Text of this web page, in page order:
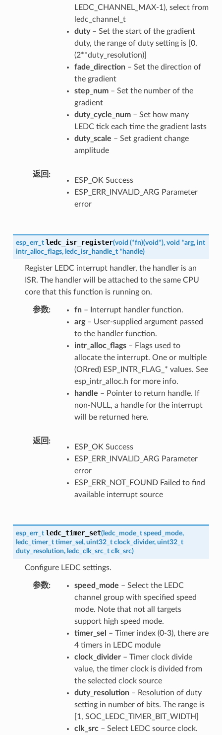
LEDC_CHANNEL_MAX-1), select from
ledc_channel_t
duty– Set the start of the gradient
duty, the range of duty setting is [0,
(2**duty_resolution)]
fade_direction– Set the direction of
the gradient
step_num– Set the number of the
gradient
duty_cycle_num– Set how many
LEDC tick each time the gradient lasts
duty_scale – Set gradient change
amplitude
返回
ESP_OK Success
ESP_ERR_INVALID_ARG Parameter
error
esp_err_t ledc_isr_register(void (*fn)(void *), void *arg, int
intr_alloc_flags, ledc_isr_handle_t * handle)
Register LEDC interrupt handler, the handler is an
ISR. The handler will be attached to the same CPU
core that this function is running on.
参数 fn– Interrupt handler function.
arg– User-supplied argument passed
to the handler function.
intr_alloc_flags– Flags used to
allocate the interrupt. One or multiple
(ORred) ESP_INTR_FLAG_* values. See
esp_intr_alloc.h for more info.
handle – Pointer to return handle. If
non-NULL, a handle for the interrupt
will be returned here.
返回
ESP_OK Success
ESP_ERR_INVALID_ARG Parameter
error
ESP_ERR_NOT_FOUND Failed to find
available interrupt source
esp_err_t ledc_timer_set(ledc_mode_t speed_mode,
ledc_timer_t timer_sel , uint32_t clock_divider, uint32_t
duty_resolution, ledc_clk_src_t clk_src)
Configure LEDC settings.
参数 speed_mode – Select the LEDC
channel group with specified speed
mode. Note that not all targets
support high speed mode.
timer_sel
– Timer index (0-3), there are
4 timers in LEDC module
clock_divider– Timer clock divide
value, the timer clock is divided from
the selected clock source
duty_resolution– Resolution of duty
setting in number of bits. The range is
[1, SOC_LEDC_TIMER_BIT_WIDTH]
clk_src– Select LEDC source clock.